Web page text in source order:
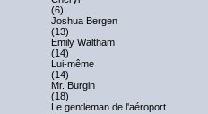
(6)
Joshua Bergen
(13)
Emily Waltham
(14)
Lui-même
(14)
Mr. Burgin
(18)
Le gentleman de l'aéroport